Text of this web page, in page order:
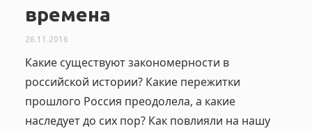
времена
26.11.2016
Какие существуют закономерности в
российской истории? Какие пережитки
прошлого Россия преодолела, а какие
наследует до сих пор? Как повлияли на нашу